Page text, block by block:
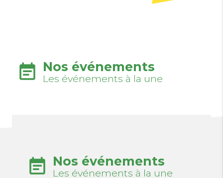
event_note Nos événements
Les événements à la une
event_note Nos événements
Les événements à la une